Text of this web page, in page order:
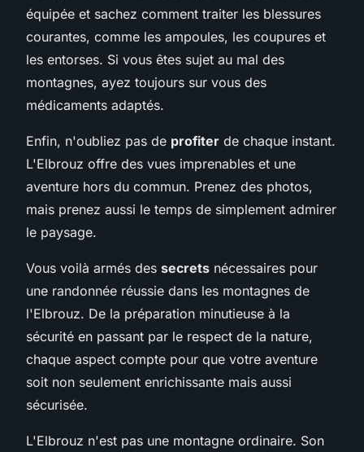
équipée et sachez comment traiter les blessures
courantes, comme les ampoules, les coupures et
les entorses. Si vous êtes sujet au mal des
montagnes, ayez toujours sur vous des
médicaments adaptés.
Enfin, n'oubliez pas de profiter de chaque instant.
L'Elbrouz offre des vues imprenables et une
aventure hors du commun. Prenez des photos,
mais prenez aussi le temps de simplement admirer
le paysage.
Vous voilà armés des secrets nécessaires pour
une randonnée réussie dans les montagnes de
l'Elbrouz. De la préparation minutieuse à la
sécurité en passant par le respect de la nature,
chaque aspect compte pour que votre aventure
soit non seulement enrichissante mais aussi
sécurisée.
L'Elbrouz n'est pas une montagne ordinaire. Son